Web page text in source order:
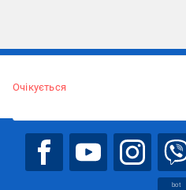
Очікується
bot